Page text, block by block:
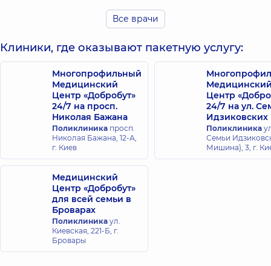
Анатольевич
Рентгенолог,43
Шпиро Мария
Вадимовна
Рентгенолог,
Корнеева
Анастасия
Сергеевна
Рентгенолог,5 лет
опыта
Качуровский
Олег Петрович
Рентгенолог,22
лет опыта
Дубривный
Ефремова
Юлия
Владимировна
Все врачи
Клиники, где оказывают пакетную услугу:
Многопрофильный
Медицинский
Центр «Добробут»
24/7 на просп.
Николая Бажана
Поликлиника просп.
Николая Бажана, 12-А,
г. Киев
Центр
24/7 на ул.
Идзиковских
Поликлиника
Семьи
Мишина), 3, г.
Медицинский
Центр «Добробут»
для всей семьи в
Броварах
Поликлиника ул.
Киевская, 221-Б, г.
Бровары